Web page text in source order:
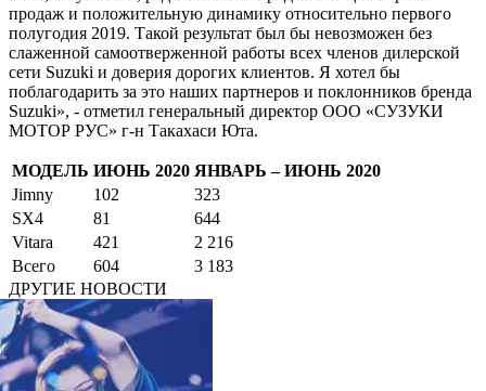
продаж и положительную динамику относительно первого
полугодия 2019. Такой результат был бы невозможен без
слаженной самоотверженной работы всех членов дилерской
сети Suzuki и доверия дорогих клиентов. Я хотел бы
поблагодарить за это наших партнеров и поклонников бренда
Suzuki», - отметил генеральный директор ООО «СУЗУКИ
МОТОР РУС» г-н Такахаси Юта.
МОДЕЛЬ ИЮНЬ 2020 ЯНВАРЬ – ИЮНЬ 2020
Jimny
102
323
SX4
81
644
Vitara
421
2 216
Всего
604
3 183
ДРУГИЕ НОВОСТИ